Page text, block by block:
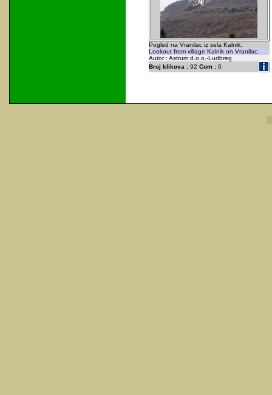
Pogled na Vranilac iz sela Kalnik.
Lookout from village Kalnik on Vranilac.
Autor : Astrum d.o.o.-Ludbreg
Broj klikova :92 Com :0